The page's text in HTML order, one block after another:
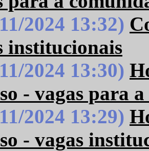
2024 13:32)
institucionais
2024 13:30)
- vagas para
2024 13:29)
- vagas